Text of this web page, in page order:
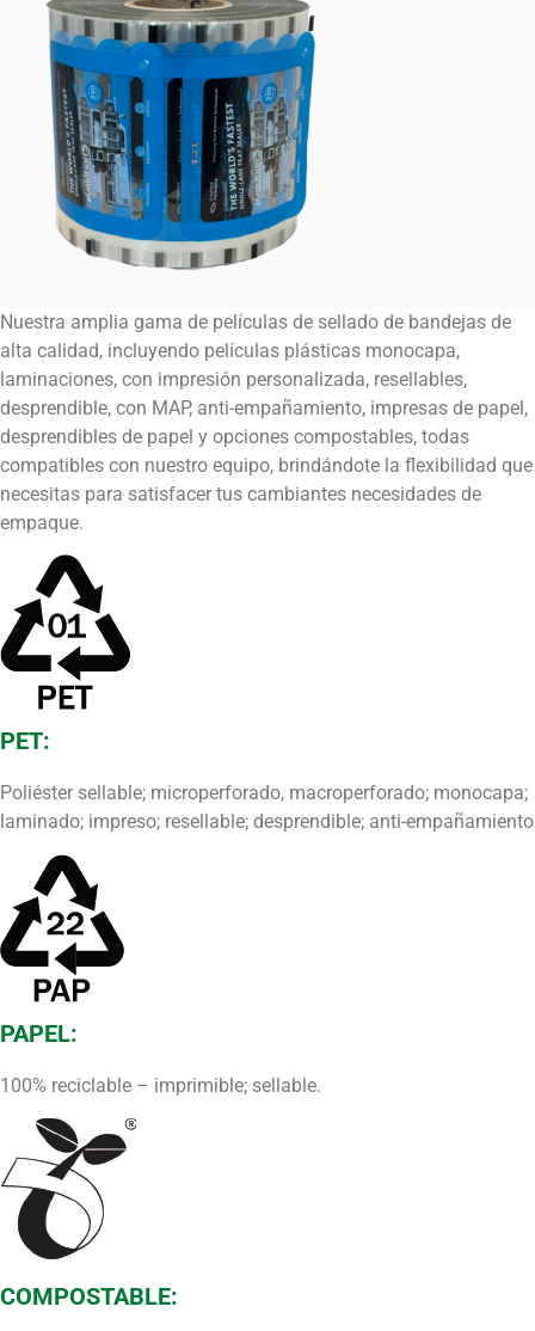
Nuestra amplia gama de películas de sellado de bandejas de
alta calidad, incluyendo películas plásticas monocapa,
laminaciones, con impresión personalizada, resellables,
desprendible, con MAP, anti-empañamiento, impresas de papel,
desprendibles de papel y opciones compostables, todas
compatibles con nuestro equipo, brindándote la flexibilidad que
necesitas para satisfacer tus cambiantes necesidades de
empaque.
PET:
Poliéster sellable; microperforado, macroperforado; monocapa;
laminado; impreso; resellable; desprendible; anti-empañamiento
PAPEL:
100% reciclable – imprimible; sellable.
COMPOSTABLE: